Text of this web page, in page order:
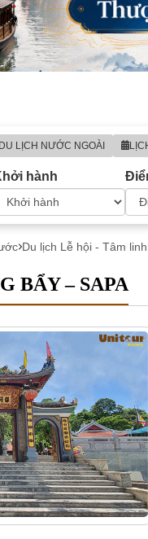
LỊCH NƯỚC NGOÀI
hành
Du lịch Lễ hội - Tâm linh
BẨY – SAPA